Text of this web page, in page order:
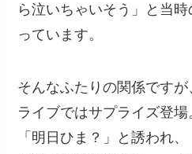
ら泣いちゃいそう」と当
っています。
そんなふたりの関係です
ライブではサプライズ登
「明日ひま？」と誘われ